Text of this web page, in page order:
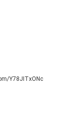
Y78JITxONc